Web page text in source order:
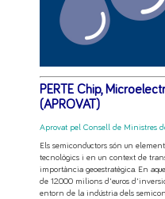
PERTE Chip,
(APROVAT)
Aprovat pel Consell de Ministres
Els semiconductors són un
tecnològics i en un context de
importància geoestratègica. En
de 12.000 milions d'euros
entorn de la indústria dels